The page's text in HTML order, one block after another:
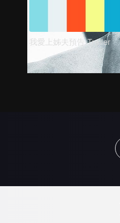
我愛上姊夫預告 Trailer